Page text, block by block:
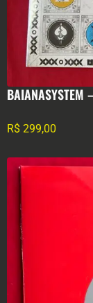
BAIANASYSTEM
R$ 299,00